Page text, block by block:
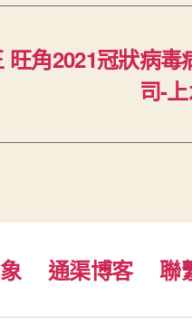
旺角2021冠狀病
司-
通渠博客 聯